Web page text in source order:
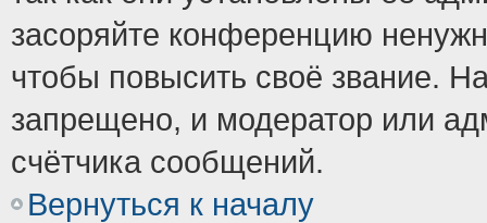
засоряйте конференцию
чтобы повысить своё звание.
запрещено, и модератор или
счётчика сообщений.
Вернуться к началу